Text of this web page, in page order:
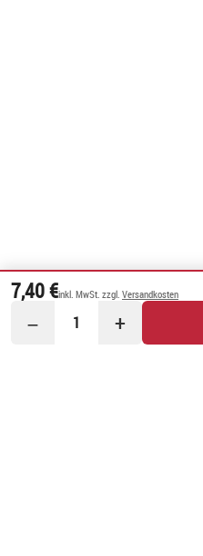
7,40 €inkl. MwSt. zzgl. Versandkosten
− 1 +